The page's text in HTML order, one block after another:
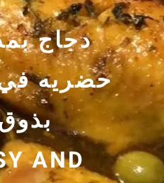
دجاج
حضريه